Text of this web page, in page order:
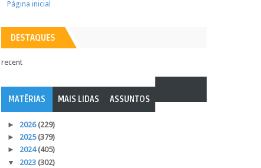
Página inicial
DESTAQUES
recent
MATÉRIAS MAIS LIDAS ASSUNTOS
► 2026(229)
► 2025(379)
► 2024(405)
▼ 2023 (302)